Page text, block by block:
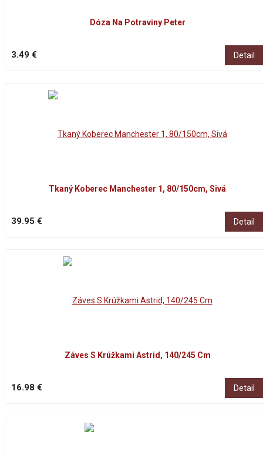
Dóza Na Potraviny Peter
3.49 € Detail
Tkaný Koberec Manchester 1, 80/150cm, Sivá
39.95 € Detail
Záves S Krúžkami Astrid, 140/245 Cm
16.98 € Detail